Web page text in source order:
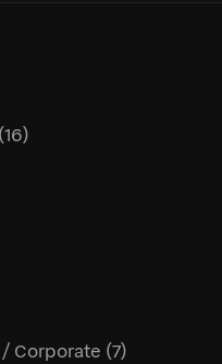
(16)
Corporate (7)